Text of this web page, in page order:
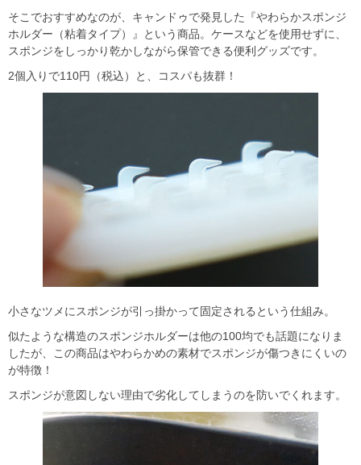
そこでおすすめなのが、キャンドゥで発見した『やわらかスポンジ
ホルダー（粘着タイプ）』という商品。ケースなどを使用せずに、
スポンジをしっかり乾かしながら保管できる便利グッズです。
2個入りで110円（税込）と、コスパも抜群！
小さなツメにスポンジが引っ掛かって固定されるという仕組み。
似たような構造のスポンジホルダーは他の100均でも話題になりま
したが、この商品はやわらかめの素材でスポンジが傷つきにくいの
が特徴！
スポンジが意図しない理由で劣化してしまうのを防いでくれます。